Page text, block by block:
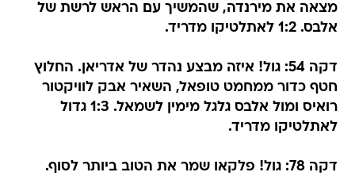
מצאה את מירנדה, שהמשיך עם הראש לרשת של
אלבס. 1:2 לאתלטיקו מדריד.
דקה 54: גול! איזה מבצע נהדר של אדריאן. החלוץ
חטף כדור ממחמט טופאל, השאיר אבק לוויקטור
רואיס ומול אלבס גלגל מימין לשמאל. 1:3 גדול
לאתלטיקו מדריד.
דקה 78: גול! פלקאו שמר את הטוב ביותר לסוף.